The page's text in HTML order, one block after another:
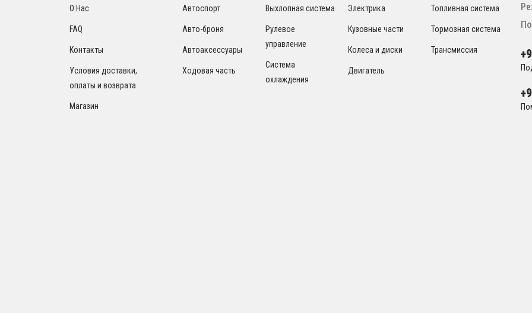
О Нас
FAQ
Контакты
Условия доставки,
оплаты и возврата
Магазин
Автоспорт
Авто-броня
Автоаксессуары
Ходовая часть
Выхлопная система
Рулевое
управление
Система
охлаждения
Электрика
Кузовные части
Колеса и диски
Двигатель
Топливная система
Тормозная система
Трансмиссия